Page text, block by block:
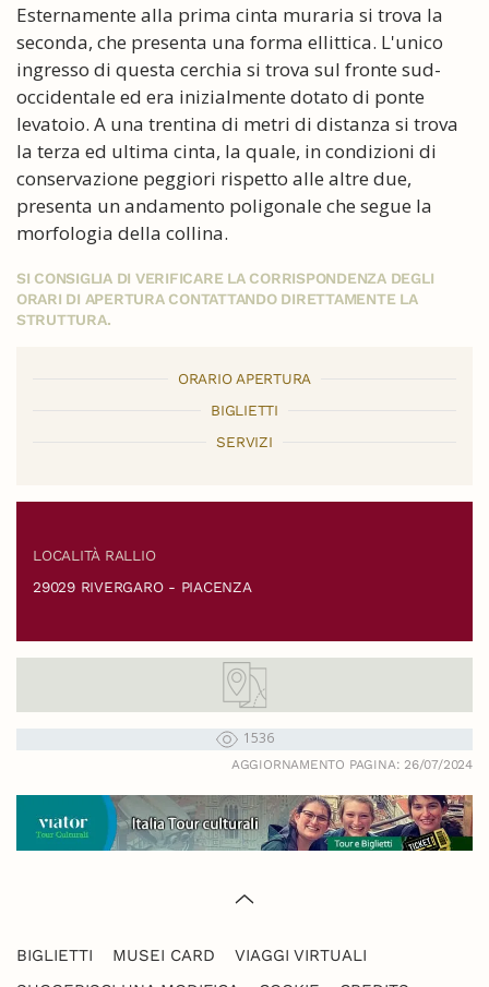
Esternamente alla prima cinta muraria si trova la
seconda, che presenta una forma ellittica. L'unico
ingresso di questa cerchia si trova sul fronte sud-
occidentale ed era inizialmente dotato di ponte
levatoio. A una trentina di metri di distanza si trova
la terza ed ultima cinta, la quale, in condizioni di
conservazione peggiori rispetto alle altre due,
presenta un andamento poligonale che segue la
morfologia della collina.
SI CONSIGLIA DI VERIFICARE LA CORRISPONDENZA DEGLI
ORARI DI APERTURA CONTATTANDO DIRETTAMENTE LA
STRUTTURA.
ORARIO APERTURA
BIGLIETTI
SERVIZI
LOCALITÀ RALLIO
29029 RIVERGARO - PIACENZA
1536
AGGIORNAMENTO PAGINA: 26/07/2024
BIGLIETTI MUSEI CARD
VIAGGI VIRTUALI